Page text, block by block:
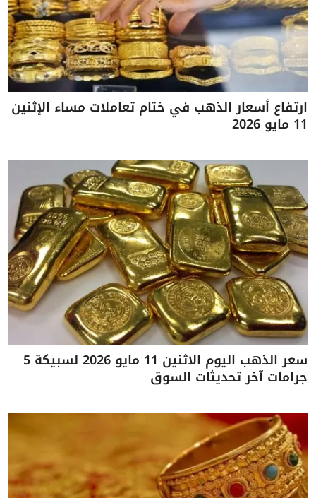
ارتفاع أسعار الذهب في ختام تعاملات مساء الإثنين
11 مايو 2026
سعر الذهب اليوم الاثنين 11 مايو 2026 لسبيكة 5
جرامات آخر تحديثات السوق